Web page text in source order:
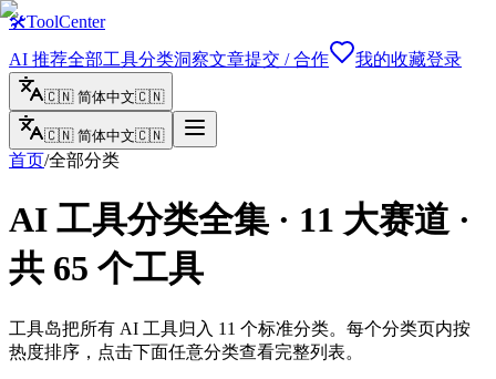
🛠ToolCenter
AI 推荐全部工具分类洞察文章提交 / 合作 我的收藏登录
🇨🇳 简体中文🇨🇳
🇨🇳 简体中文🇨🇳
首页/全部分类
AI 工具分类全集 · 11 大赛道 ·
共 65 个工具
工具岛把所有 AI 工具归入 11 个标准分类。每个分类页内按
热度排序，点击下面任意分类查看完整列表。